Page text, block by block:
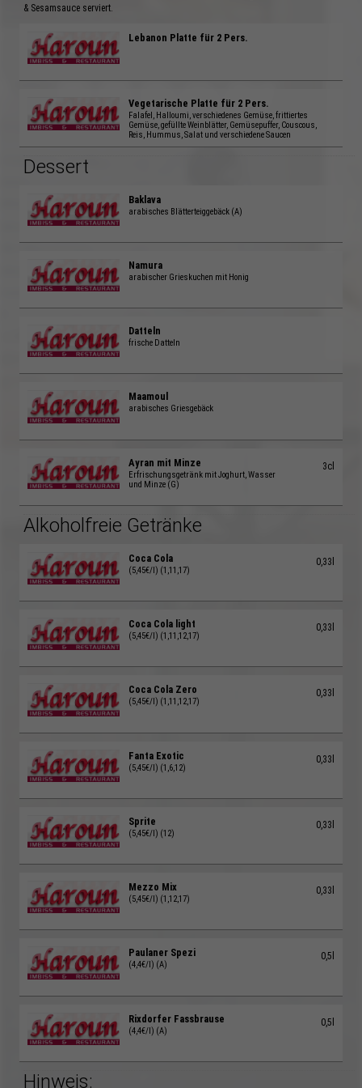
& Sesamsauce serviert.
Lebanon Platte für 2 Pers.
Vegetarische Platte für 2 Pers.
Falafel, Halloumi, verschiedenes Gemüse, frittiertes
Gemüse, gefüllte Weinblätter, Gemüsepuffer, Couscous,
Reis, Hummus, Salat und verschiedene Saucen
Dessert
Baklava
arabisches Blätterteiggebäck (A)
Namura
arabischer Grieskuchen mit Honig
Datteln
frische Datteln
Maamoul
arabisches Griesgebäck
3cl
Ayran mit Minze
Erfrischungsgetränk mit Joghurt, Wasser
und Minze (G)
Alkoholfreie Getränke
0,33l
Coca Cola
(5,45€/l) (1,11,17)
0,33l
Coca Cola light
(5,45€/l) (1,11,12,17)
0,33l
Coca Cola Zero
(5,45€/l) (1,11,12,17)
0,33l
Fanta Exotic
(5,45€/l) (1,6,12)
0,33l
Sprite
(5,45€/l) (12)
0,33l
Mezzo Mix
(5,45€/l) (1,12,17)
0,5l
Paulaner Spezi
(4,4€/l) (A)
0,5l
Rixdorfer Fassbrause
(4,4€/l) (A)
Hinweis: